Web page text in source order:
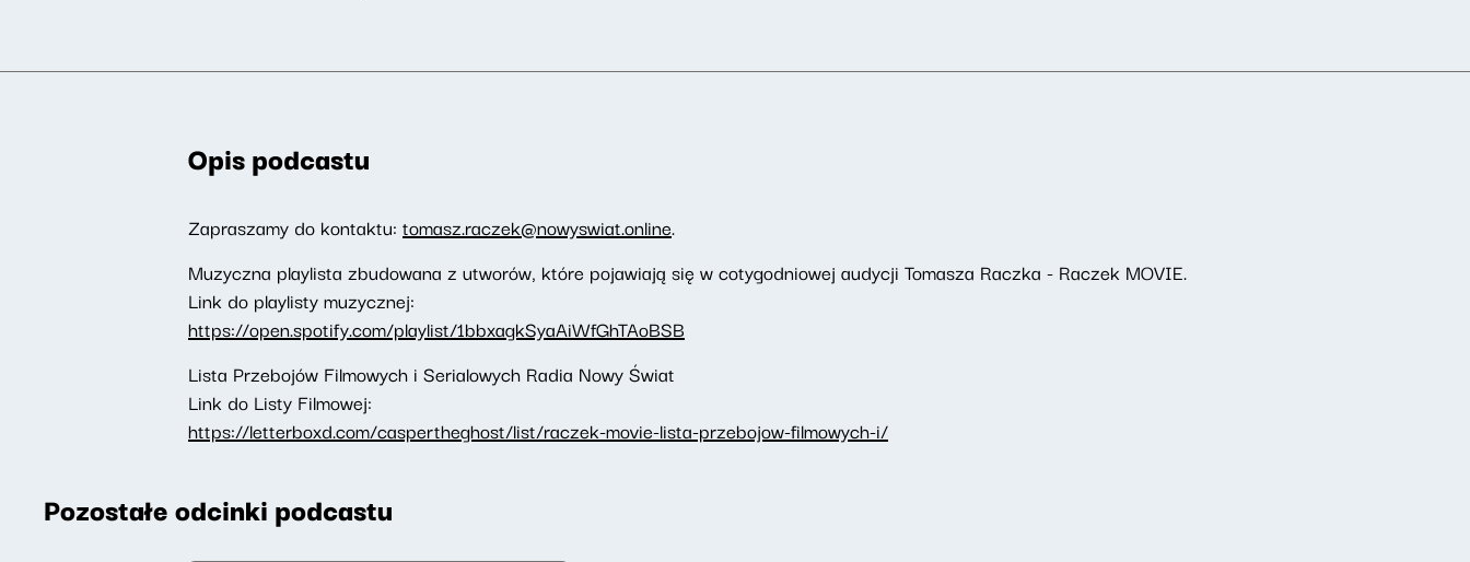
Opis podcastu
Zapraszamy do kontaktu: tomasz.raczek@nowyswiat.online.
Muzyczna playlista zbudowana z utworów, które pojawiają się w cotygodniowej audycji Tomasza Raczka - Raczek MOVIE.
Link do playlisty muzycznej:
https://open.spotify.com/playlist/1bbxagkSyaAiWfGhTAoBSB
Lista Przebojów Filmowych i Serialowych Radia Nowy Świat
Link do Listy Filmowej:
https://letterboxd.com/caspertheghost/list/raczek-movie-lista-przebojow-filmowych-i/
Pozostałe odcinki podcastu